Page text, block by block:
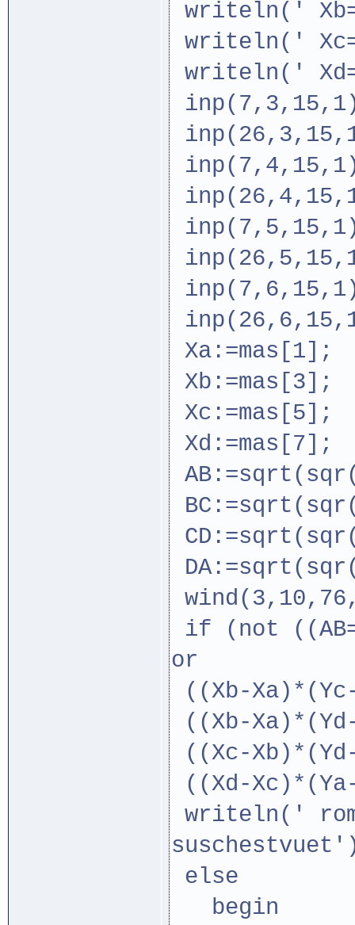
Xa:=mas[1];
Xb:=mas[3];
Xc:=mas[5];
Xd:=mas[7];
if (not
or
((Xb-
((Xb-
((Xc-
((Xd-
writeln('
else
begin